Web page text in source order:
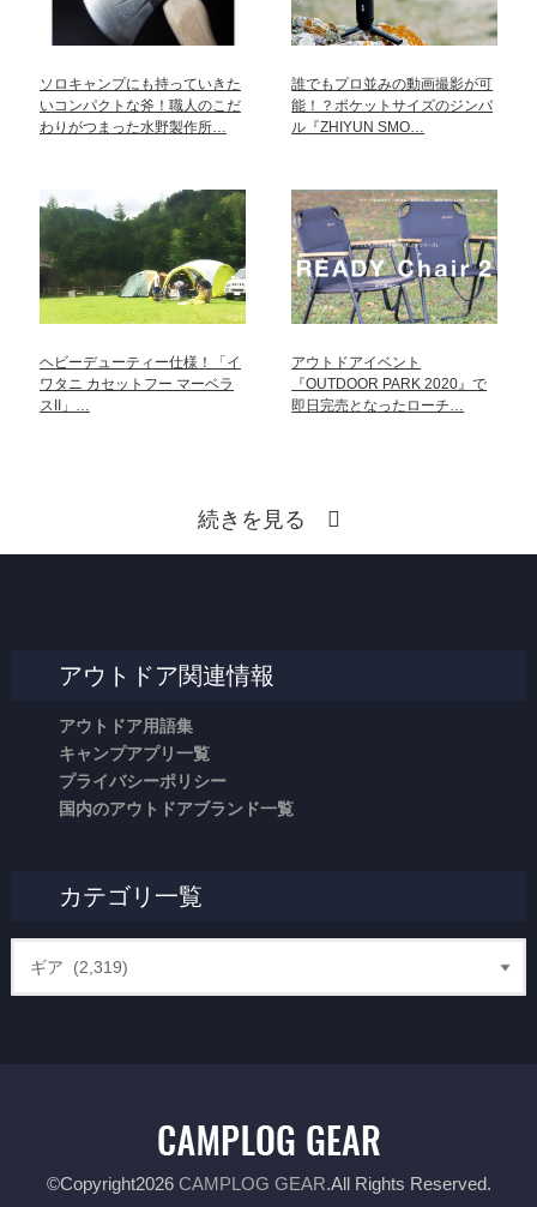
ソロキャンプにも持っていきた
いコンパクトな斧！職人のこだ
わりがつまった水野製作所…
誰でもプロ並みの動画撮影が可
能！？ポケットサイズのジンバ
ル『ZHIYUN SMO…
ヘビーデューティー仕様！「イ
ワタニ カセットフー マーベラ
スII」…
アウトドアイベント
『OUTDOOR PARK 2020』で
即日完売となったローチ…
続きを見る
アウトドア関連情報
アウトドア用語集
キャンプアプリ一覧
プライバシーポリシー
国内のアウトドアブランド一覧
カテゴリ一覧
©Copyright2026 CAMPLOG GEAR.All Rights Reserved.